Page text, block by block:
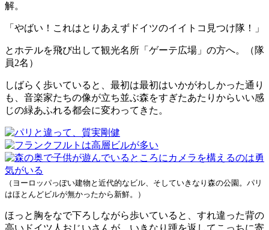
解。
「やばい！これはとりあえずドイツのイイトコ見つけ隊！」
とホテルを飛び出して観光名所「ゲーテ広場」の方へ。（隊
員2名）
しばらく歩いていると、最初は最初はいかがわしかった通り
も、音楽家たちの像が立ち並ぶ森をすぎたあたりからいい感
じの緑あふれる都会に変わってきた。
（ヨーロッパっぽい建物と近代的なビル、そしていきなり森の公園。パリ
はほとんどビルが無かったから新鮮。）
ほっと胸をなで下ろしながら歩いていると、すれ違った背の
高いドイツ人おじいさんが、いきなり踵を返してこっちに寄